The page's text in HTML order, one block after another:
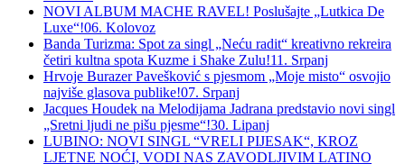
NOVI ALBUM MACHE RAVEL! Poslušajte „Lutkica De
Luxe“!06. Kolovoz
Banda Turizma: Spot za singl „Neću radit“ kreativno rekreira
četiri kultna spota Kuzme i Shake Zulu!11. Srpanj
Hrvoje Burazer Pavešković s pjesmom „Moje misto“ osvojio
najviše glasova publike!07. Srpanj
Jacques Houdek na Melodijama Jadrana predstavio novi singl
„Sretni ljudi ne pišu pjesme“!30. Lipanj
LUBINO: NOVI SINGL “VRELI PIJESAK“, KROZ
LJETNE NOĆI, VODI NAS ZAVODLJIVIM LATINO